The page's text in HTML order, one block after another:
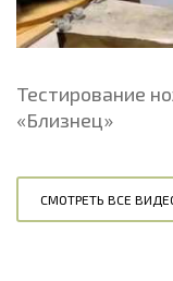
Тестирование
«Близнец»
СМОТРЕТЬ ВСЕ